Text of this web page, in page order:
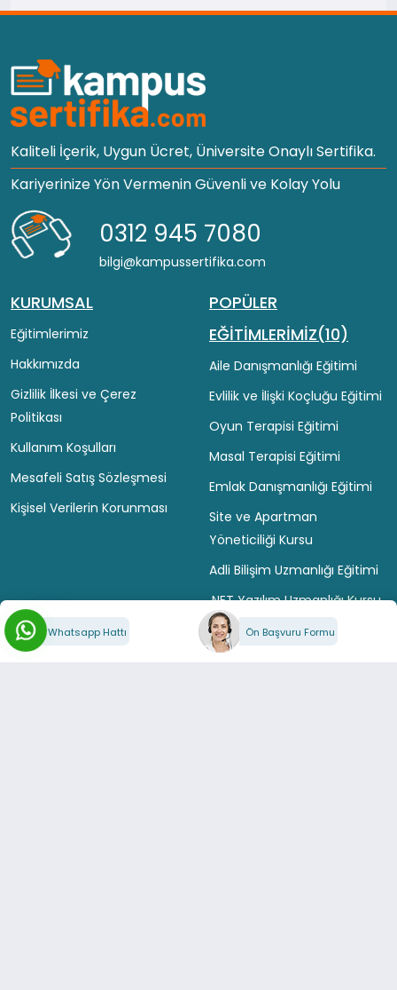
Whatsapp Hattı Ön Başvuru Formu
Kaliteli İçerik, Uygun Ücret, Üniversite Onaylı Sertifika.
Kariyerinize Yön Vermenin Güvenli ve Kolay Yolu
0312 945 7080
bilgi@kampussertifika.com
KURUMSAL
Eğitimlerimiz
Hakkımızda
Gizlilik İlkesi ve Çerez
Politikası
Kullanım Koşulları
Mesafeli Satış Sözleşmesi
Kişisel Verilerin Korunması
POPÜLER
EĞİTİMLERİMİZ(10)
Aile Danışmanlığı Eğitimi
Evlilik ve İlişki Koçluğu Eğitimi
Oyun Terapisi Eğitimi
Masal Terapisi Eğitimi
Emlak Danışmanlığı Eğitimi
Site ve Apartman
Yöneticiliği Kursu
Adli Bilişim Uzmanlığı Eğitimi
.NET Yazılım Uzmanlığı Kursu
Python Yazılım Eğitimi